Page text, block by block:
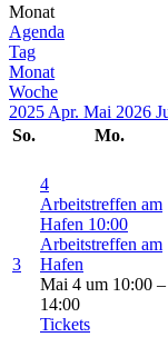
Monat
Agenda
Tag
Monat
Woche
2025 Apr. Mai 2026
So.
Mo.
3
4
Arbeitstreffen am
Hafen 10:00
Arbeitstreffen am
Hafen
Mai 4 um 10:00 –
14:00
Tickets